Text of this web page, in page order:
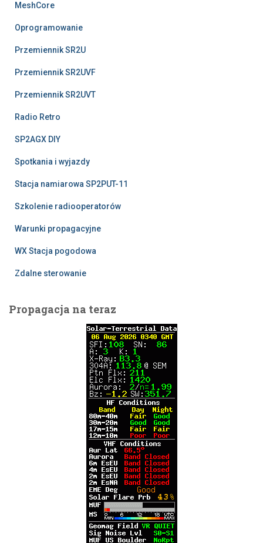
MeshCore
Oprogramowanie
Przemiennik SR2U
Przemiennik SR2UVF
Przemiennik SR2UVT
Radio Retro
SP2AGX DIY
Spotkania i wyjazdy
Stacja namiarowa SP2PUT-11
Szkolenie radiooperatorów
Warunki propagacyjne
WX Stacja pogodowa
Zdalne sterowanie
Propagacja na teraz